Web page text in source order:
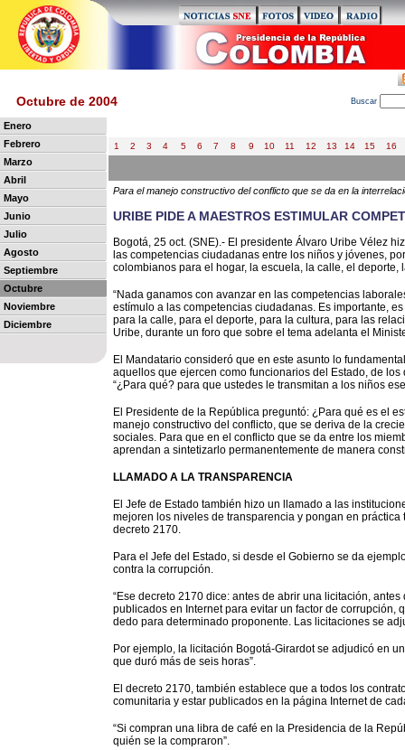
Octubre de 2004 Buscar
Enero
Febrero
Marzo
Abril
Mayo
Junio
Julio
Agosto
Septiembre
Octubre
Noviembre
Diciembre
1 2 3 4 5 6 7 8 9 10 11 12 13 14 15 16
Para el manejo constructivo del conflicto que se da en la
URIBE PIDE A MAESTROS ESTIMULAR
Bogotá, 25 oct. (SNE).- El presidente Álvaro Uribe Vélez
las competencias ciudadanas entre los niños y jóvenes,
colombianos para el hogar, la escuela, la calle, el
“Nada ganamos con avanzar en las competencias
estímulo a las competencias ciudadanas. Es importante,
para la calle, para el deporte, para la cultura, para las
Uribe, durante un foro que sobre el tema adelanta el
El Mandatario consideró que en este asunto lo
aquellos que ejercen como funcionarios del Estado, de
“¿Para qué? para que ustedes le transmitan a los niños
El Presidente de la República preguntó: ¿Para qué es el
manejo constructivo del conflicto, que se deriva de la
sociales. Para que en el conflicto que se da entre los
aprendan a sintetizarlo permanentemente de manera
LLAMADO A LA TRANSPARENCIA
El Jefe de Estado también hizo un llamado a las
mejoren los niveles de transparencia y pongan en
decreto 2170.
Para el Jefe del Estado, si desde el Gobierno se da
contra la corrupción.
“Ese decreto 2170 dice: antes de abrir una licitación,
publicados en Internet para evitar un factor de
dedo para determinado proponente. Las licitaciones se
Por ejemplo, la licitación Bogotá-Girardot se adjudicó en
que duró más de seis horas”.
El decreto 2170, también establece que a todos los
comunitaria y estar publicados en la página Internet de
“Si compran una libra de café en la Presidencia de la
quién se la compraron”.